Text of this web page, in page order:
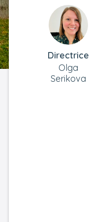
Directrice
Olga
Serikova